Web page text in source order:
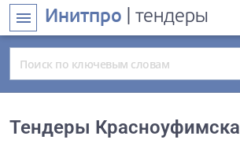
menu Инитпро | тендеры
Тендеры Красноуфимска